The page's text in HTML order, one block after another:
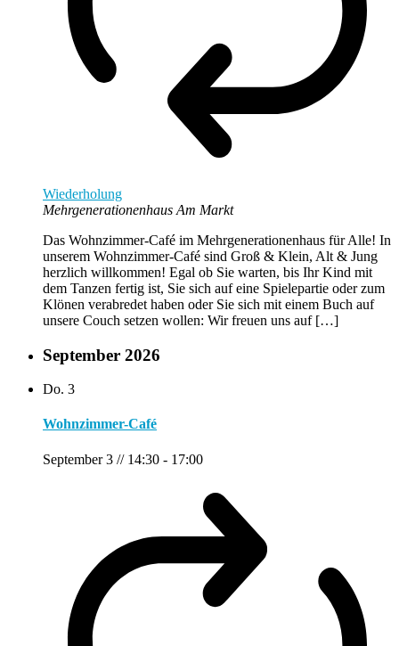
Wiederholung
Mehrgenerationenhaus Am Markt
Das Wohnzimmer-Café im Mehrgenerationenhaus für Alle! In
unserem Wohnzimmer-Café sind Groß & Klein, Alt & Jung
herzlich willkommen! Egal ob Sie warten, bis Ihr Kind mit
dem Tanzen fertig ist, Sie sich auf eine Spielepartie oder zum
Klönen verabredet haben oder Sie sich mit einem Buch auf
unsere Couch setzen wollen: Wir freuen uns auf […]
September 2026
Do. 3
Wohnzimmer-Café
September 3 // 14:30 - 17:00